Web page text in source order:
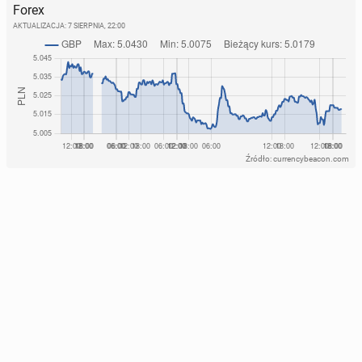
Forex
AKTUALIZACJA: 7 SIERPNIA, 22:00
Źródło: currencybeacon.com